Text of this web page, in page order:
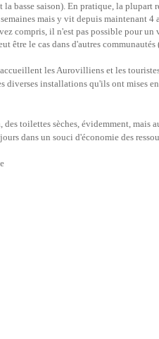
basse saison). En pratique, la plupart
mais y vit depuis maintenant 4
compris, il n'est pas possible pour un
être le cas dans d'autres communautés
les Aurovilliens et les
diverses installations qu'ils ont mises
des toilettes sèches, évidemment, mais
dans un souci d'économie des